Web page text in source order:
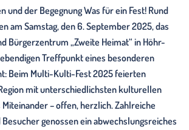
und der Begegnung Was für ein Fest! Rund
am Samstag, den 6. September 2025, das
Bürgerzentrum „Zweite Heimat“ in Höhr-
Treffpunkt eines besonderen
Beim Multi-Kulti-Fest 2025 feierten
mit unterschiedlichsten kulturellen
– offen, herzlich. Zahlreiche
genossen ein abwechslungsreiches